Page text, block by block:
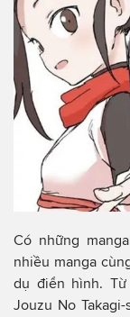
Có những
nhiều manga
dụ điển hình. Từ
Jouzu No